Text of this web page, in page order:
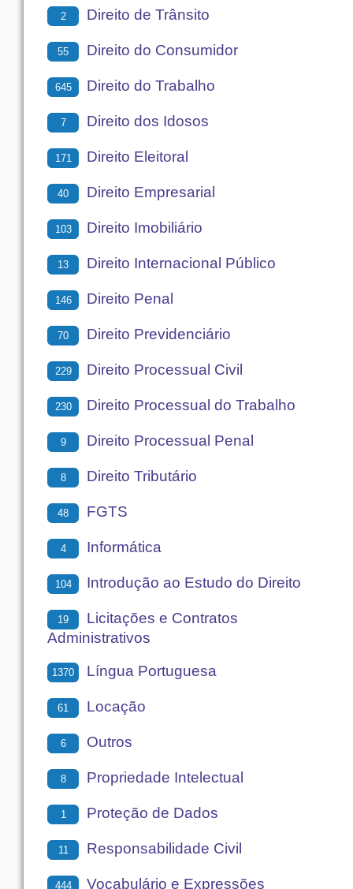
2 Direito de Trânsito
55 Direito do Consumidor
645 Direito do Trabalho
7 Direito dos Idosos
171 Direito Eleitoral
40 Direito Empresarial
103 Direito Imobiliário
13 Direito Internacional Público
146 Direito Penal
70 Direito Previdenciário
229 Direito Processual Civil
230 Direito Processual do Trabalho
9 Direito Processual Penal
8 Direito Tributário
48 FGTS
4 Informática
104 Introdução ao Estudo do Direito
19
Licitações e Contratos
Administrativos
1370 Língua Portuguesa
61 Locação
6 Outros
8 Propriedade Intelectual
1 Proteção de Dados
11 Responsabilidade Civil
444 Vocabulário e Expressões